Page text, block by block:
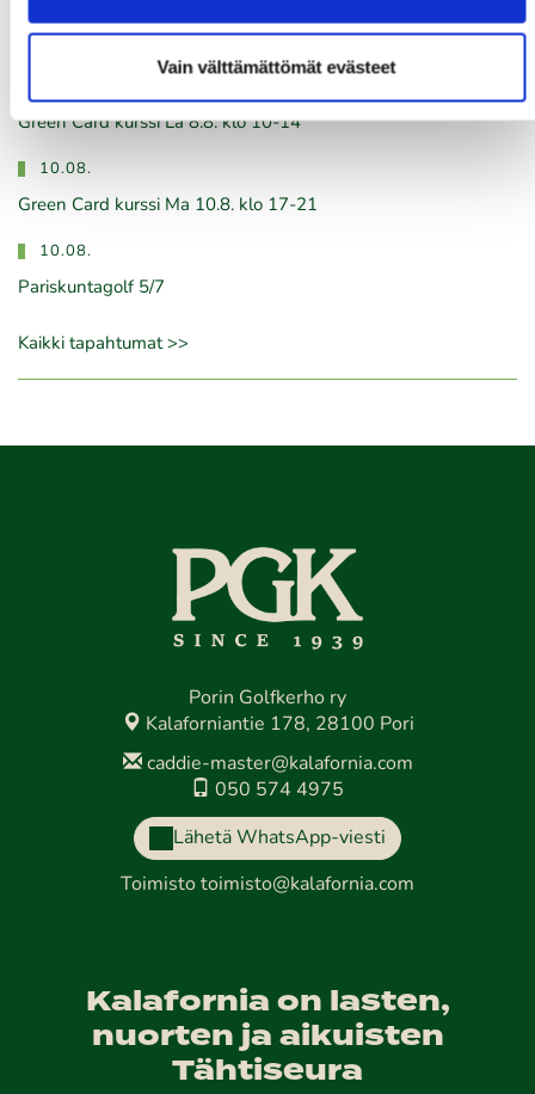
Vain välttämättömät evästeet
IKH Milwaukee Open
Green Card kurssi La 8.8. klo 10-14
10.08.
Green Card kurssi Ma 10.8. klo 17-21
10.08.
Pariskuntagolf 5/7
Kaikki tapahtumat >>
Porin Golfkerho ry
Kalaforniantie 178, 28100 Pori
caddie-master@kalafornia.com
050 574 4975
Lähetä WhatsApp-viesti
Toimisto toimisto@kalafornia.com
Kalafornia on lasten,
nuorten ja aikuisten
Tähtiseura